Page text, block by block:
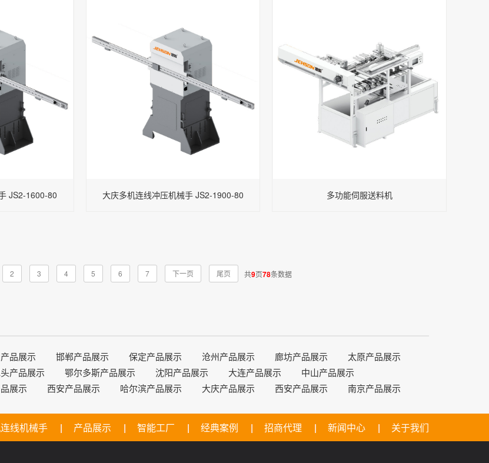
JS2-1600-80 大庆多机连线冲压机械手 JS2-1900-80 多功能伺服送料机
2 3 4 5 6 7 下一页 尾页 共9页78条数据
品展示 邯郸产品展示 保定产品展示 沧州产品展示 廊坊产品展示
太原产品展示
产品展示 鄂尔多斯产品展示 沈阳产品展示 大连产品展示
中山产品展示
展示 西安产品展示 哈尔滨产品展示 大庆产品展示 西安产品展示 南京产品展示
线机械手 产品展示 智能工厂 经典案例 招商代理 新闻中心 关于我们